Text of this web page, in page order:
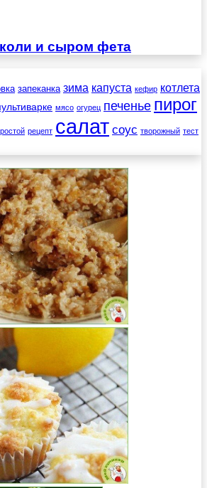
и сыром фета
запеканка зима капуста кефир котлета
мясо огурец печенье пирог
рецепт салат соус творожный тест